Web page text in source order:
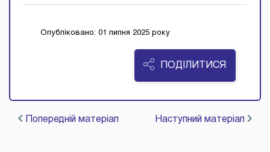
Опубліковано: 01 липня 2025 року
ПОДІЛИТИСЯ
Попередній матеріал Наступний матеріал